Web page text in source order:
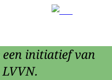
een initiatief van